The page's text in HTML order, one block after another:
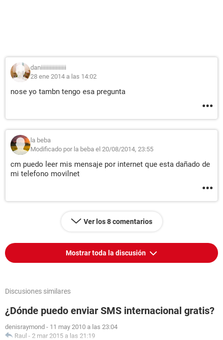
daniiiiiiiiiiiiiiiii
28 ene 2014 a las 14:02
nose yo tambn tengo esa pregunta
la beba
Modificado por la beba el 20/08/2014, 23:55
cm puedo leer mis mensaje por internet que esta dañado de
mi telefono movilnet
Ver los 8 comentarios
Mostrar toda la discusión
Discusiones similares
¿Dónde puedo enviar SMS internacional gratis?
denisraymond - 11 may 2010 a las 23:04
Raul - 2 mar 2015 a las 21:19